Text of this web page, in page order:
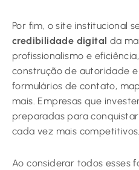
Por fim, o site institucional
credibilidade digital da
profissionalismo e
construção de autoridade
formulários de contato,
mais. Empresas que
preparadas para
cada vez mais competitivos.
Ao considerar todos esses